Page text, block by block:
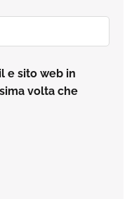
e sito web in
volta che